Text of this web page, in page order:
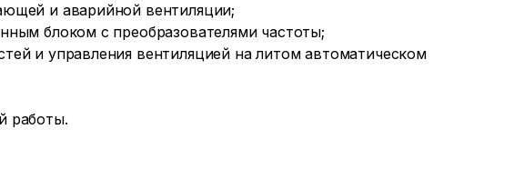
и аварийной вентиляции;
блоком с преобразователями частоты;
и управления вентиляцией на литом автоматическом
работы.